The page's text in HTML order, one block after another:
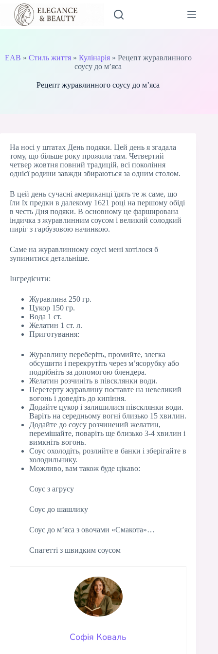
Перейти
вмісту
EAB » Стиль життя» Кулінарія» Рецепт журавлинного
соусу до м’яса
Рецепт журавлинного соусу до м’яса
На носі у штатах День подяки. Цей день я згадала
тому, що більше року прожила там. Четвертий
четвер жовтня повний традицій, всі покоління
однієї родини завжди збираються за одним столом.
В цей день сучасні американці їдять те ж саме, що
їли їх предки в далекому 1621 році на першому обіді
в честь Дня подяки. В основному це фарширована
індичка з журавлинним соусом і великий солодкий
пиріг з гарбузовою начинкою.
Саме на журавлинному соусі мені хотілося б
зупинитися детальніше.
Інгредієнти:
Журавлина 250 гр.
Цукор 150 гр.
Вода 1 ст.
Желатин 1 ст. л.
Приготування:
Журавлину переберіть, промийте, злегка
обсушити і перекрутіть через м’ясорубку або
подрібніть за допомогою блендера.
Желатин розчиніть в півсклянки води.
Перетерту журавлину поставте на невеликий
вогонь і доведіть до кипіння.
Додайте цукор і залишилися півсклянки води.
Варіть на середньому вогні близько 15 хвилин.
Додайте до соусу розчинений желатин,
перемішайте, поваріть ще близько 3-4 хвилин і
вимкніть вогонь.
Соус охолодіть, розлийте в банки і зберігайте в
холодильнику.
Можливо, вам також буде цікаво:
Соус з агрусу
Соус до шашлику
Соус до м’яса з овочами «Смакота»…
Спагетті з швидким соусом
Софія Коваль